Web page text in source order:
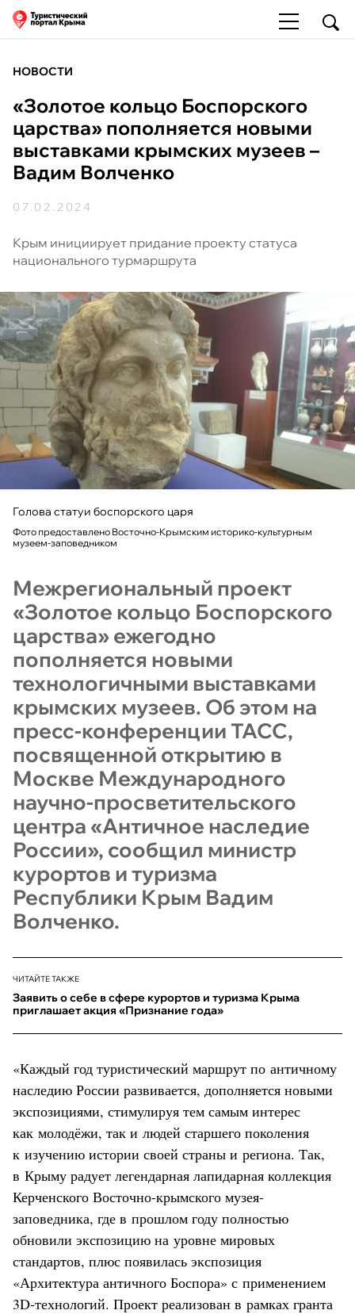
НОВОСТИ
«Золотое кольцо Боспорского
царства» пополняется новыми
выставками крымских музеев –
Вадим Волченко
07.02.2024
Крым инициирует придание проекту статуса
национального турмаршрута
Голова статуи боспорского царя
Фото предоставлено Восточно-Крымским историко-культурным
музеем-заповедником
Межрегиональный проект
«Золотое кольцо Боспорского
царства» ежегодно
пополняется новыми
технологичными выставками
крымских музеев. Об этом на
пресс-конференции ТАСС,
посвященной открытию в
Москве Международного
научно-просветительского
центра «Античное наследие
России», сообщил министр
курортов и туризма
Республики Крым Вадим
Волченко.
ЧИТАЙТЕ ТАКЖЕ
Заявить о себе в сфере курортов и туризма Крыма
приглашает акция «Признание года»
«Каждый год туристический маршрут по античному
наследию России развивается, дополняется новыми
экспозициями, стимулируя тем самым интерес
как молодёжи, так и людей старшего поколения
к изучению истории своей страны и региона. Так,
в Крыму радует легендарная лапидарная коллекция
Керченского Восточно-крымского музея-
заповедника, где в прошлом году полностью
обновили экспозицию на уровне мировых
стандартов, плюс появилась экспозиция
«Архитектура античного Боспора» с применением
3D-технологий. Проект реализован в рамках гранта